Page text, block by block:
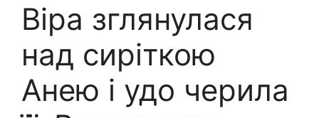
Віра зглянулася
над сиріткою
Анею і удо черила